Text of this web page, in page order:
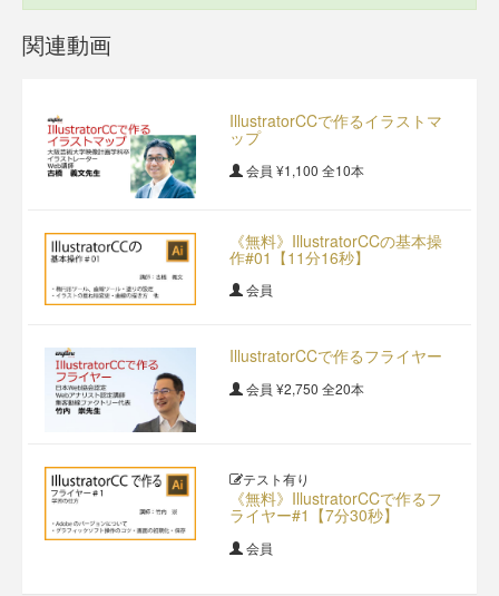
関連動画
IllustratorCCで作るイラストマ
ップ
会員 ¥1,100 全10本
《無料》IllustratorCCの基本操
作#01【11分16秒】
会員
IllustratorCCで作るフライヤー
会員 ¥2,750 全20本
テスト有り
《無料》IllustratorCCで作るフ
ライヤー#1【7分30秒】
会員